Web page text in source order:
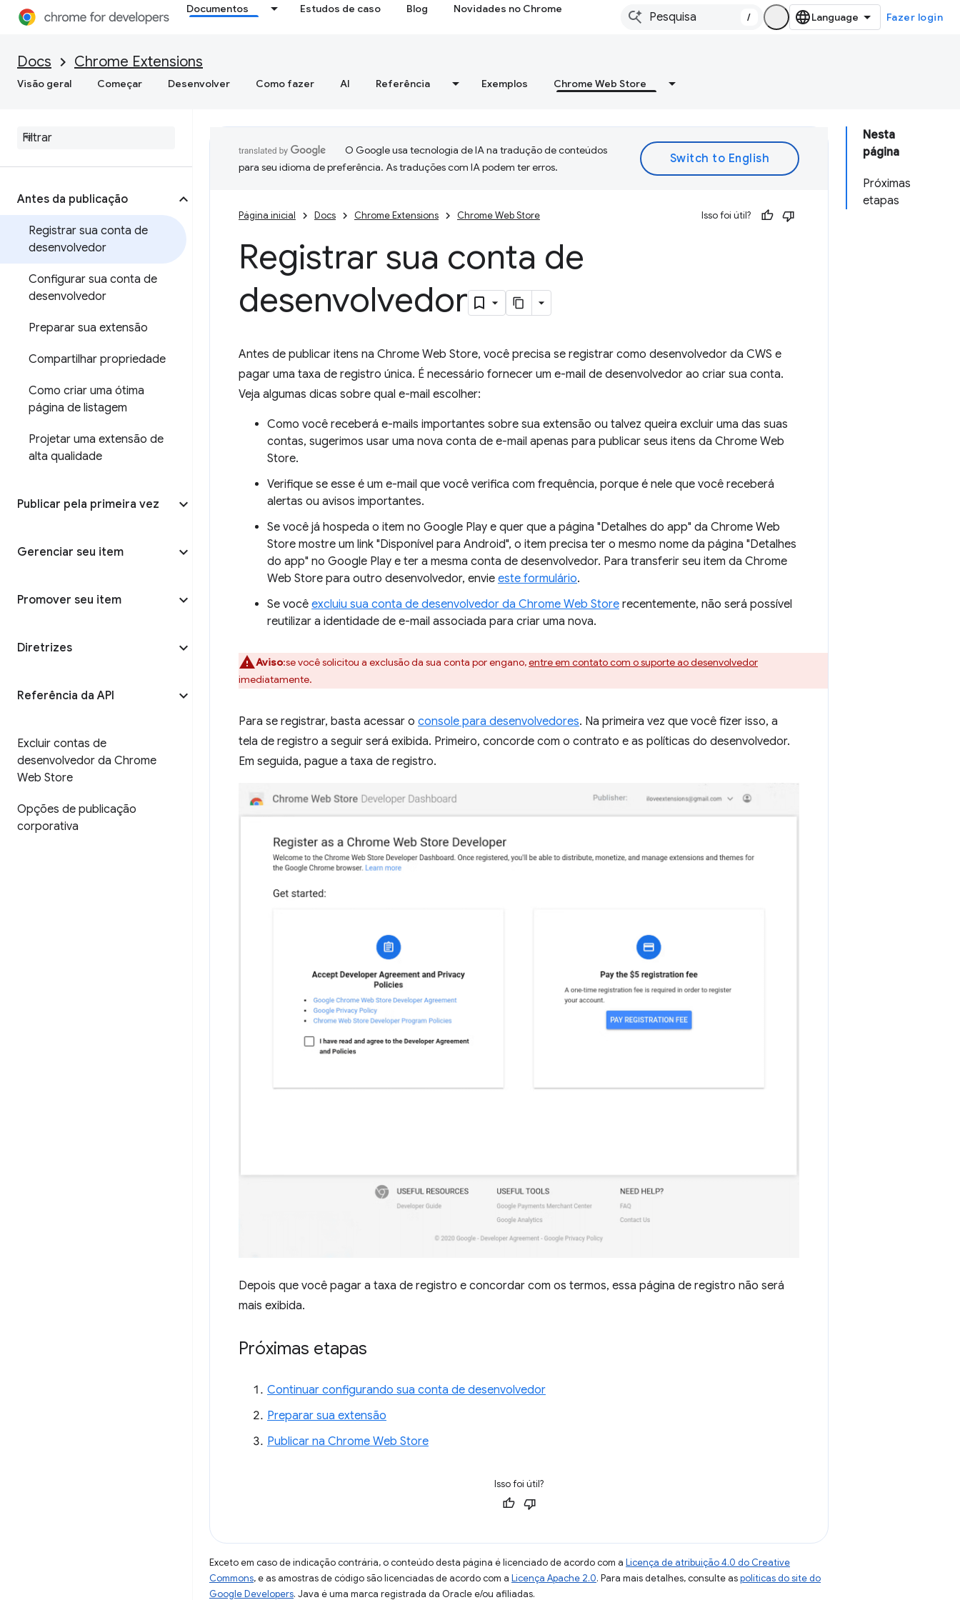
Documentos Estudos de caso Blog Novidades no Chrome
/ Fazer login
Docs Chrome Extensions
Visão geral Começar Desenvolver Como fazer AI Referência Exemplos Chrome Web Store
Antes da publicação
Registrar sua conta de
desenvolvedor
Configurar sua conta de
desenvolvedor
Preparar sua extensão
Compartilhar propriedade
Como criar uma ótima
página de listagem
Projetar uma extensão de
alta qualidade
Publicar pela primeira vez
Gerenciar seu item
Promover seu item
Diretrizes
Referência da API
Excluir contas de
desenvolvedor da Chrome
Web Store
Opções de publicação
corporativa
Nesta
página
Próximas
etapas
O Google usa tecnologia de IA na tradução de conteúdos
para seu idioma de preferência. As traduções com IA podem ter erros.
Página inicial Docs Chrome Extensions Chrome Web Store Isso foi útil?
Registrar sua conta de
desenvolvedor
Antes de publicar itens na Chrome Web Store, você precisa se registrar como desenvolvedor da CWS e
pagar uma taxa de registro única. É necessário fornecer um e-mail de desenvolvedor ao criar sua conta.
Veja algumas dicas sobre qual e-mail escolher:
Como você receberá e-mails importantes sobre sua extensão ou talvez queira excluir uma das suas
contas, sugerimos usar uma nova conta de e-mail apenas para publicar seus itens da Chrome Web
Store.
Verifique se esse é um e-mail que você verifica com frequência, porque é nele que você receberá
alertas ou avisos importantes.
Se você já hospeda o item no Google Play e quer que a página "Detalhes do app" da Chrome Web
Store mostre um link "Disponível para Android", o item precisa ter o mesmo nome da página "Detalhes
do app" no Google Play e ter a mesma conta de desenvolvedor. Para transferir seu item da Chrome
Web Store para outro desenvolvedor, envie este formulário.
Se você excluiu sua conta de desenvolvedor da Chrome Web Store recentemente, não será possível
reutilizar a identidade de e-mail associada para criar uma nova.
Aviso:se você solicitou a exclusão da sua conta por engano,entre em contato com o suporte ao desenvolvedor
imediatamente.
Para se registrar, basta acessar o console para desenvolvedores. Na primeira vez que você fizer isso, a
tela de registro a seguir será exibida. Primeiro, concorde com o contrato e as políticas do desenvolvedor.
Em seguida, pague a taxa de registro.
Depois que você pagar a taxa de registro e concordar com os termos, essa página de registro não será
mais exibida.
Próximas etapas
Continuar configurando sua conta de desenvolvedor
Preparar sua extensão
Publicar na Chrome Web Store
Isso foi útil?
Exceto em caso de indicação contrária, o conteúdo desta página é licenciado de acordo com a Licença de atribuição 4.0 do Creative
Commons, e as amostras de código são licenciadas de acordo com a Licença Apache 2.0. Para mais detalhes, consulte aspolíticas do site do
Google Developers. Java é uma marca registrada da Oracle e/ou afiliadas.